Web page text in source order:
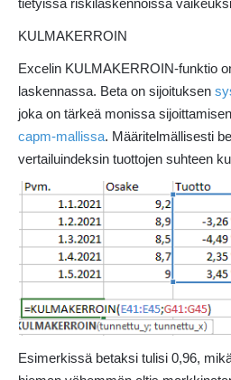
tietyissä riskilaskennoissa
KULMAKERROIN
Excelin KULMAKERROIN-funktio
laskennassa. Beta on sijoituksen
joka on tärkeä monissa
capm-mallissa. Määritelmällisesti
vertailuindeksin tuottojen suhteen
Esimerkissä betaksi tulisi 0,96,